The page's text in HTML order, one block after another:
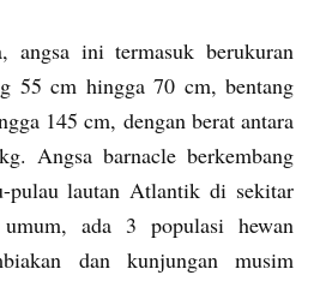
angsa ini termasuk berukuran
55 cm hingga 70 cm, bentang
145 cm, dengan berat antara
Angsa barnacle berkembang
pulau lautan Atlantik di sekitar
ada 3 populasi hewan
dan kunjungan musim